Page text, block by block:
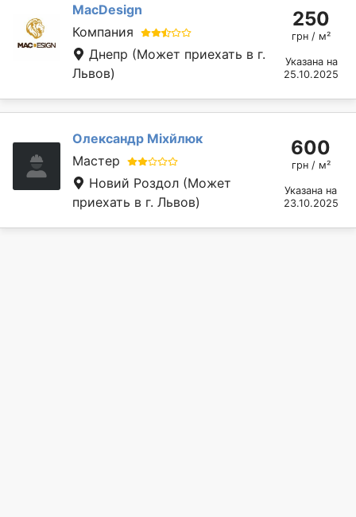
MacDesign
Компания
Днепр (Может приехать в г.
Львов)
250
грн / м²
Указана на
25.10.2025
Олександр Міхйлюк
Мастер
Новий Роздол (Может
приехать в г. Львов)
600
грн / м²
Указана на
23.10.2025